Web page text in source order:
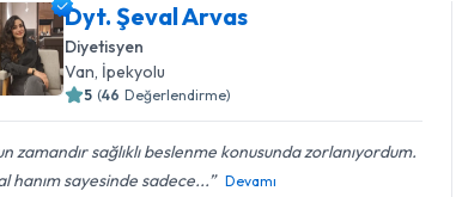
Dyt. Şeval Arvas
Diyetisyen
Van, İpekyolu
5 (46 Değerlendirme)
zamandır sağlıklı beslenme konusunda zorlanıyordum.
hanım sayesinde sadece...
Devamı